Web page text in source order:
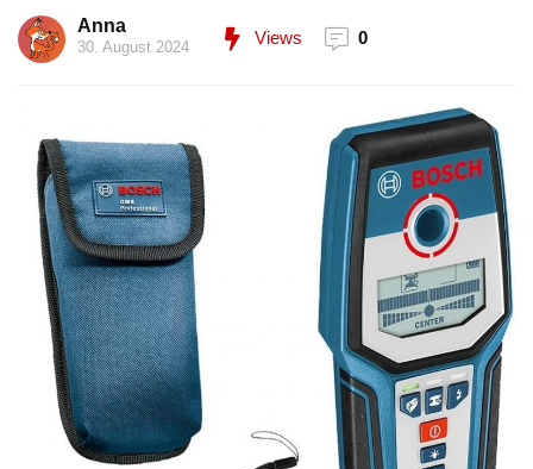
Anna
30. August 2024 Views 0